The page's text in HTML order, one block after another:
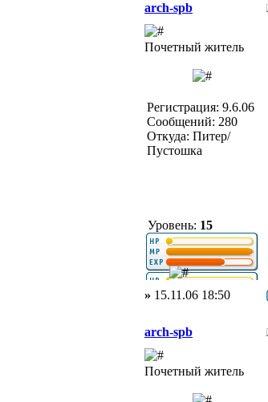
arch-spb
Почетный житель
Регистрация: 9.6.06
Сообщений: 280
Откуда: Питер/
Пустошка
Уровень: 15
» 15.11.06 18:50
arch-spb
Почетный житель